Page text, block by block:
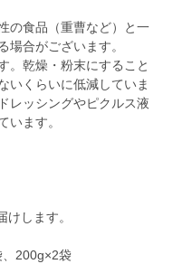
の食品（重曹など）と一
場合がございます。
。乾燥・粉末にすること
いくらいに低減していま
レッシングやピクルス液
います。
します。
200g×2袋